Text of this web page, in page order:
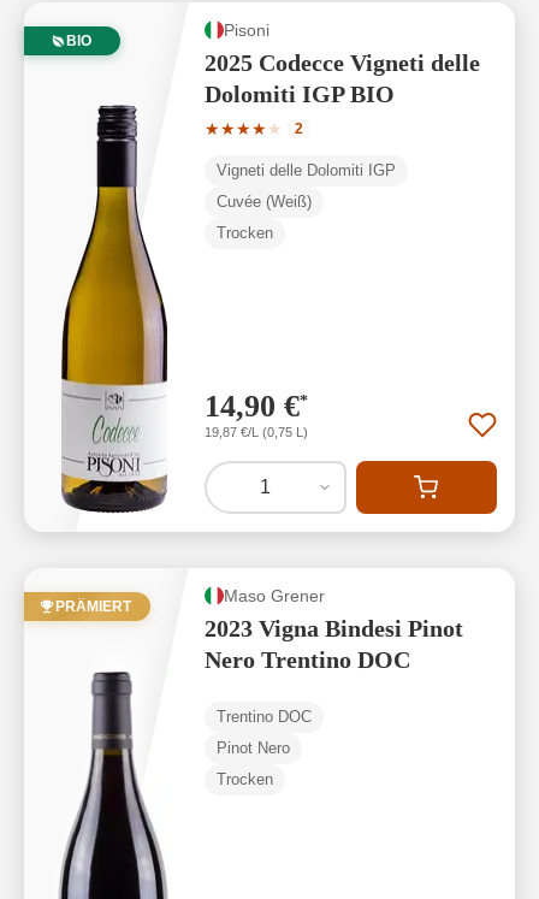
BIO
Pisoni
2025 Codecce Vigneti delle
Dolomiti IGP BIO
★★★★★
Durchschnittliche Bewertung von 4
2
Vigneti delle Dolomiti IGP
Cuvée (Weiß)
Trocken
14,90 €*
19,87 €/L (0,75 L)
1
PRÄMIERT
Maso Grener
2023 Vigna Bindesi Pinot
Nero Trentino DOC
Trentino DOC
Pinot Nero
Trocken